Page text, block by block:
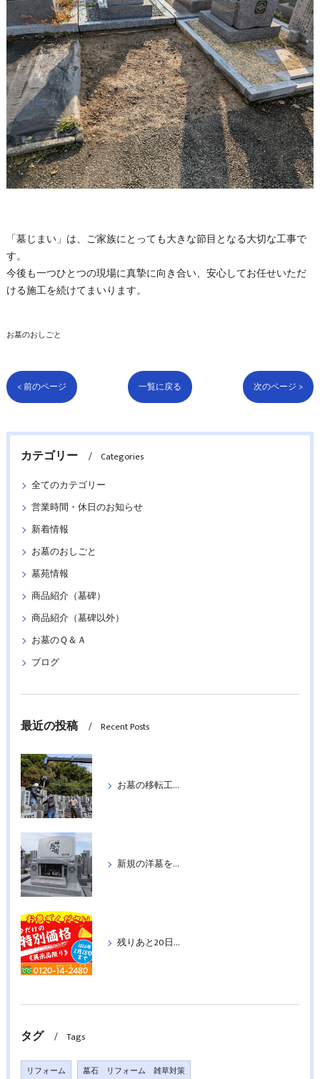
「墓じまい」は、ご家族にとっても大きな節目となる大切な工事で
す。
今後も一つひとつの現場に真摯に向き合い、安心してお任せいただ
ける施工を続けてまいります。
お墓のおしごと
< 前のページ 一覧に戻る 次のページ >
カテゴリー
Categories
全てのカテゴリー
営業時間・休日のお知らせ
新着情報
お墓のおしごと
墓苑情報
商品紹介（墓碑）
商品紹介（墓碑以外）
お墓のＱ＆Ａ
ブログ
最近の投稿 Recent Posts
お墓の移転工事を行いました
新規の洋墓を据付工事いたしました
残りあと20日！特別価格の墓石：洋墓５基＆和墓２基紹介《２月２８日まで》
タグ Tags
リフォーム 墓石 リフォーム 雑草対策